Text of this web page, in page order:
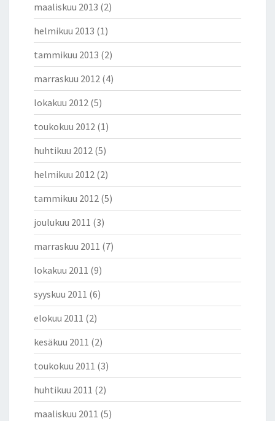
maaliskuu 2013 (2)
helmikuu 2013 (1)
tammikuu 2013 (2)
marraskuu 2012 (4)
lokakuu 2012 (5)
toukokuu 2012 (1)
huhtikuu 2012 (5)
helmikuu 2012 (2)
tammikuu 2012 (5)
joulukuu 2011 (3)
marraskuu 2011 (7)
lokakuu 2011 (9)
syyskuu 2011 (6)
elokuu 2011 (2)
kesäkuu 2011 (2)
toukokuu 2011 (3)
huhtikuu 2011 (2)
maaliskuu 2011 (5)